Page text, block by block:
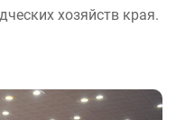
хозяйств края.